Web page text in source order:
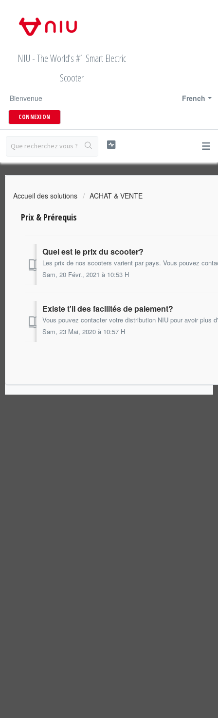
NIU - The World's #1 Smart Electric
Scooter
French
Bienvenue
CONNEXION
Accueil des solutions ACHAT & VENTE
Prix & Prérequis
Quel est le prix du scooter?
Sam, 20 Févr., 2021 à 10:53 H
Existe t'il des facilités de paiement?
Sam, 23 Mai, 2020 à 10:57 H